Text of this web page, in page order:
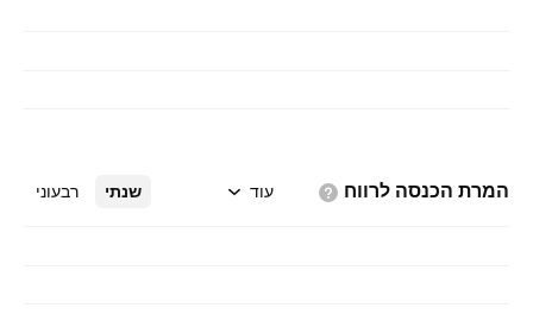
המרת הכנסה לרווח שנתי רבעוני עוד